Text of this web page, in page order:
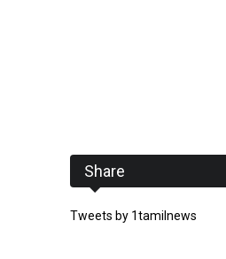
Share
Tweets by 1tamilnews